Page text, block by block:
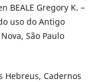
BEALE Gregory K. –
uso do Antigo
São Paulo
Hebreus, Cadernos